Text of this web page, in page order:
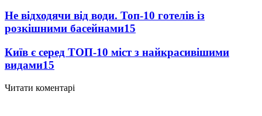
Не відходячи від води. Топ-10 готелів із
розкішними басейнами15
Київ є серед ТОП-10 міст з найкрасивішими
видами15
Читати коментарі